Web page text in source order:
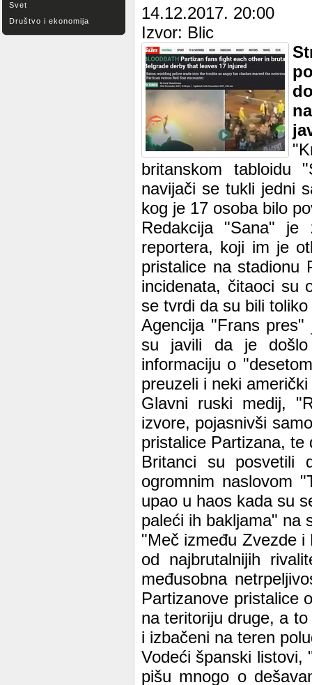
Svet
Društvo i ekonomija
14.12.2017. 20:00
Izvor: Blic
britanskom tabloidu
navijači se tukli jedni
kog je 17 osoba bilo
Redakcija "Sana" je
reportera, koji im je
pristalice na stadionu
incidenata, čitaoci su
se tvrdi da su bili
Agencija "Frans
su javili da je došlo
informaciju o
preuzeli i neki
Glavni ruski medij,
izvore, pojasnivši
pristalice Partizana, te
Britanci su posvetili
ogromnim naslovom
upao u haos kada su
paleći ih bakljama" na
"Meč između Zvezde i
od najbrutalnijih
međusobna
Partizanove pristalice
na teritoriju druge, a
i izbačeni na teren
Vodeći španski listovi,
pišu mnogo o